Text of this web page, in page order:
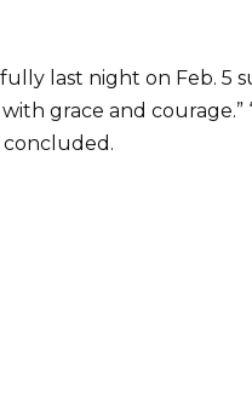
last night on Feb.
grace and
concluded.